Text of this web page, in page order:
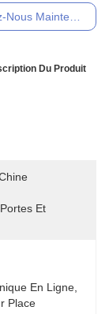
Nous Maintenant
Du Produit
Et
En Ligne,
Place